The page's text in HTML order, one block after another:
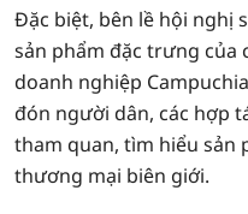
Đặc biệt, bên lề hội nghị
sản phẩm đặc trưng của
doanh nghiệp
đón người dân, các hợp
tham quan, tìm hiểu sản
thương mại biên giới.